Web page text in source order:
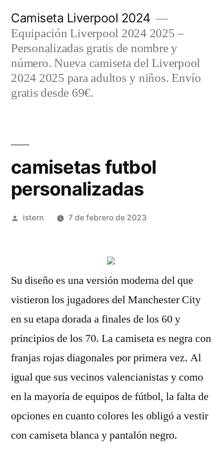
contenido
Camiseta Liverpool 2024
Equipación Liverpool 2024 2025 –
Personalizadas gratis de nombre y
número. Nueva camiseta del Liverpool
2024 2025 para adultos y niños. Envío
gratis desde 69€.
camisetas futbol
personalizadas
Publicado
istern 7 de febrero de 2023
Su diseño es una versión moderna del que
vistieron los jugadores del Manchester City
en su etapa dorada a finales de los 60 y
principios de los 70. La camiseta es negra con
franjas rojas diagonales por primera vez. Al
igual que sus vecinos valencianistas y como
en la mayoría de equipos de fútbol, la falta de
opciones en cuanto colores les obligó a vestir
con camiseta blanca y pantalón negro.